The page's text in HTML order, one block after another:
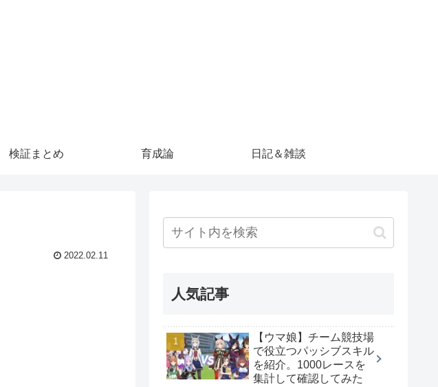
検証まとめ 育成論 日記＆雑談
2022.02.11
人気記事
【ウマ娘】チーム競技場
で役立つパッシブスキル
を紹介。1000レースを
集計して確認してみた